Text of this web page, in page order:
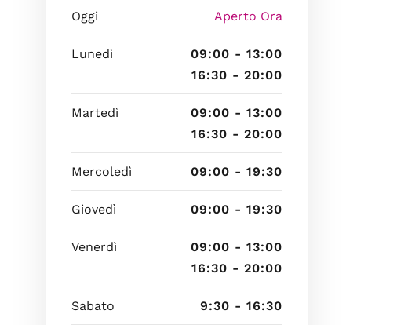
Oggi Aperto Ora
Lunedì
09:00 - 13:00
16:30 - 20:00
Martedì
09:00 - 13:00
16:30 - 20:00
Mercoledì 09:00 - 19:30
Giovedì 09:00 - 19:30
Venerdì
09:00 - 13:00
16:30 - 20:00
Sabato 9:30 - 16:30